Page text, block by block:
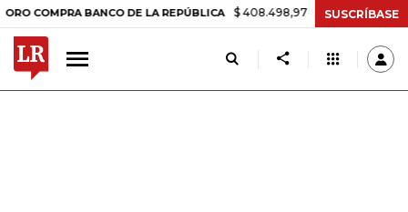
BANCO DE LA REPÚBLICA $ 408.498,97 +$ 8.753,81 +2,19%
SUSCRÍBASE